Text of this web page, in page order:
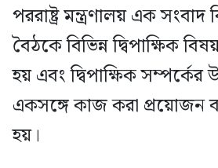
পররাষ্ট্র মন্ত্রণালয় এক সংবাদ
বৈঠকে বিভিন্ন দ্বিপাক্ষিক
হয় এবং দ্বিপাক্ষিক সম্পর্কের
একসঙ্গে কাজ করা প্রয়োজন
হয়।